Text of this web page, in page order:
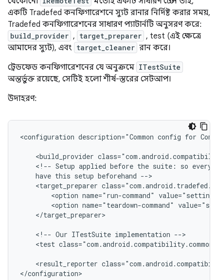
একটি Tradefed কনফিগারেশনে স্যুট রানার নির্দিষ্ট করার সময়,
Tradefed কনফিগারেশনের সাধারণ প্যাটার্নটি অনুসরণ করে:
build_provider , target_preparer , test (এই ক্ষেত্রে
আমাদের স্যুট), এবং target_cleaner রান করে।
ট্রেডফেড কনফিগারেশনের যে অনুক্রমে ITestSuite
অন্তর্ভুক্ত রয়েছে, সেটিই হলো শীর্ষ-স্তরের সেটআপ।
উদাহরণ:
<configuration description="Common config for
<build_provider
<!-- Setup applied before the suite: so
have this setup beforehand
<target_preparer
<option name="run-command" value="settings
<option name="teardown-command"
</target_preparer>
<!-- Our ITestSuite implementation
<test
<result_reporter